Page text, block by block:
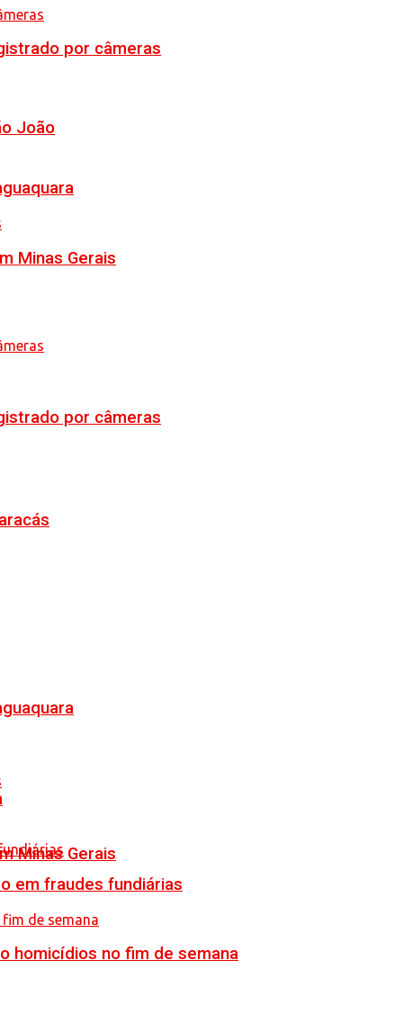
João
por câmeras
Minas Gerais
por câmeras
Minas Gerais
em fraudes fundiárias
homicídios no fim de semana